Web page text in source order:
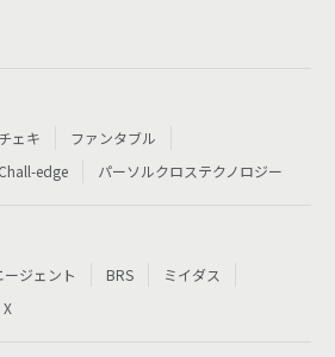
ェキ
ファンタブル
Chall-edge パーソルクロステクノロジー
ジェント BRS
ミイダス